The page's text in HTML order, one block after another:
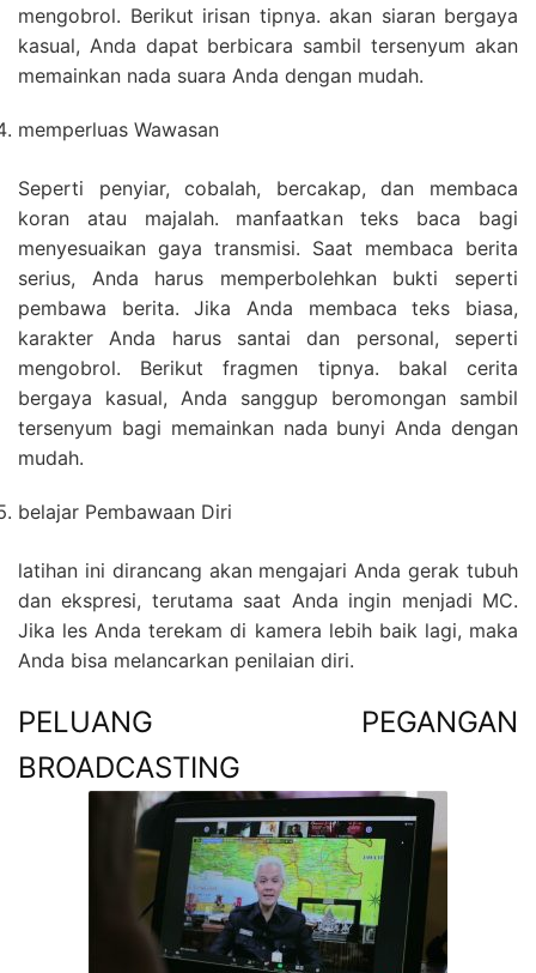
mengobrol. Berikut irisan tipnya. akan siaran bergaya
kasual, Anda dapat berbicara sambil tersenyum akan
memainkan nada suara Anda dengan mudah.
memperluas Wawasan
Seperti penyiar, cobalah, bercakap, dan membaca
koran atau majalah. manfaatkan teks baca bagi
menyesuaikan gaya transmisi. Saat membaca berita
serius, Anda harus memperbolehkan bukti seperti
pembawa berita. Jika Anda membaca teks biasa,
karakter Anda harus santai dan personal, seperti
mengobrol. Berikut fragmen tipnya. bakal cerita
bergaya kasual, Anda sanggup beromongan sambil
tersenyum bagi memainkan nada bunyi Anda dengan
mudah.
belajar Pembawaan Diri
latihan ini dirancang akan mengajari Anda gerak tubuh
dan ekspresi, terutama saat Anda ingin menjadi MC.
Jika les Anda terekam di kamera lebih baik lagi, maka
Anda bisa melancarkan penilaian diri.
PELUANG PEGANGAN
BROADCASTING